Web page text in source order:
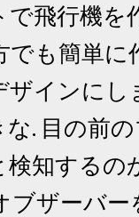
飛行機を
でも簡単に
ザインにし
. 目の前
知するの
ブザーバー